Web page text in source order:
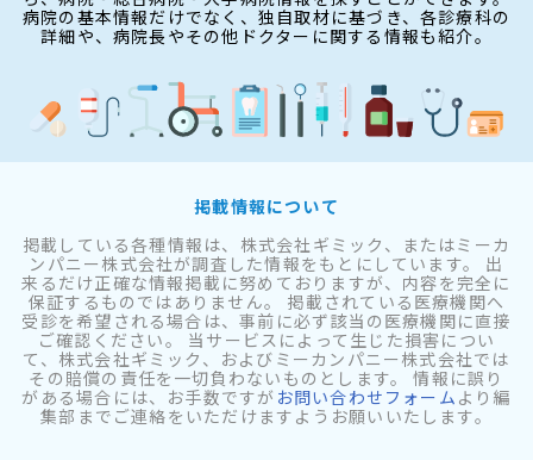
病院の基本情報だけでなく、独自取材に基づき、各診療科の
詳細や、病院長やその他ドクターに関する情報も紹介。
掲載情報について
掲載している各種情報は、株式会社ギミック、またはミーカ
ンパニー株式会社が調査した情報をもとにしています。 出
来るだけ正確な情報掲載に努めておりますが、内容を完全に
保証するものではありません。 掲載されている医療機関へ
受診を希望される場合は、事前に必ず該当の医療機関に直接
ご確認ください。 当サービスによって生じた損害につい
て、株式会社ギミック、およびミーカンパニー株式会社では
その賠償の責任を一切負わないものとします。 情報に誤り
がある場合には、お手数ですが お問い合わせフォーム より編
集部までご連絡をいただけますようお願いいたします。